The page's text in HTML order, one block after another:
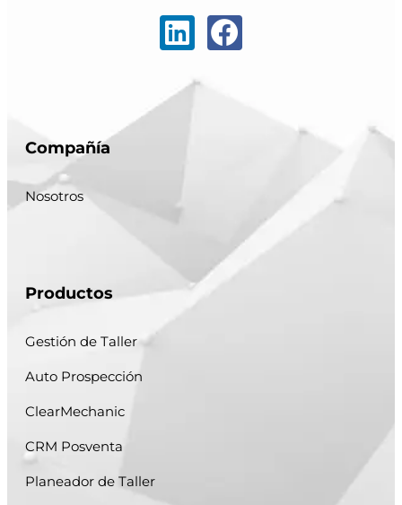
Compañía
Nosotros
Productos
Gestión de Taller
Auto Prospección
ClearMechanic
CRM Posventa
Planeador de Taller